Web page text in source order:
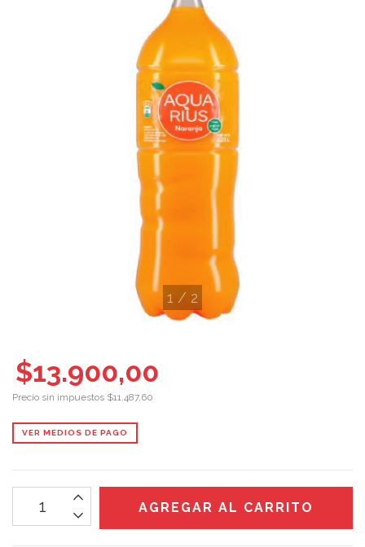
1 / 2
$13.900,00
Precio sin impuestos $11.487,60
VER MEDIOS DE PAGO